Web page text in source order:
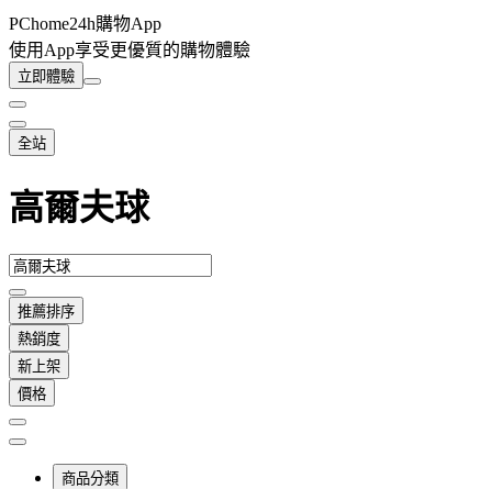
PChome24h購物App
使用App享受更優質的購物體驗
立即體驗
全站
高爾夫球
推薦排序
熱銷度
新上架
價格
商品分類